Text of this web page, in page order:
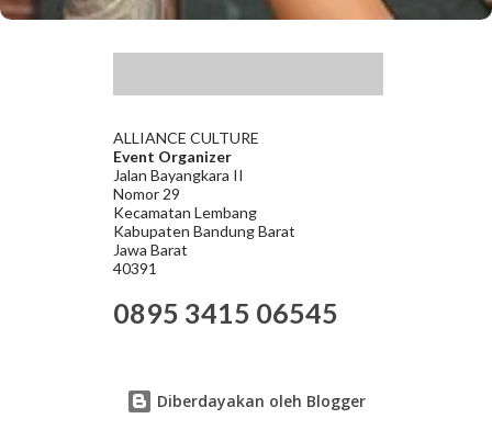
ALLIANCE CULTURE
Event Organizer
Jalan Bayangkara II
Nomor 29
Kecamatan Lembang
Kabupaten Bandung Barat
Jawa Barat
40391
0895 3415 06545
Diberdayakan oleh Blogger